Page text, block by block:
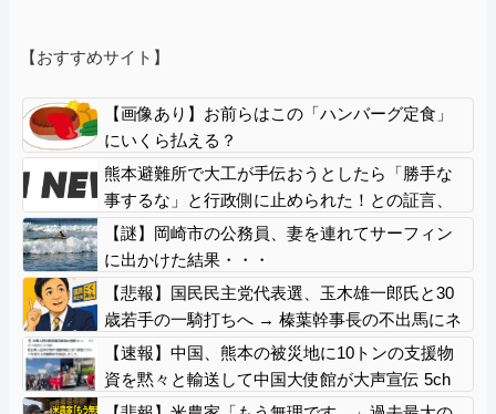
【おすすめサイト】
【画像あり】お前らはこの「ハンバーグ定食」
にいくら払える？
熊本避難所で大工が手伝おうとしたら「勝手な
事するな」と行政側に止められた！との証言、
内容があまりに胡散臭すぎた結果……
【謎】岡崎市の公務員、妻を連れてサーフィン
に出かけた結果・・・
【悲報】国民民主党代表選、玉木雄一郎氏と30
歳若手の一騎打ちへ → 榛葉幹事長の不出馬にネ
ットで疑問噴出 ｗｗｗｗｗｗｗｗｗｗｗｗｗｗ
ｗ
【速報】中国、熊本の被災地に10トンの支援物
資を黙々と輸送して中国大使館が大声宣伝 5ch
「まあ見え透いてるけど支援はありがとね」